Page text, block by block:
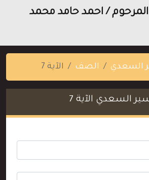
/ احمد حامد محمد
السعدي الصف الآية 7
السعدي الآية 7